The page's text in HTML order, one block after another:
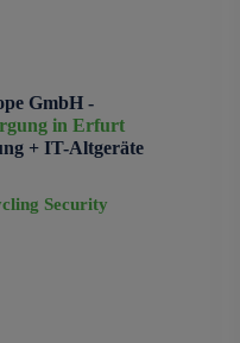
GmbH -
in Erfurt
+ IT-Altgeräte
Security